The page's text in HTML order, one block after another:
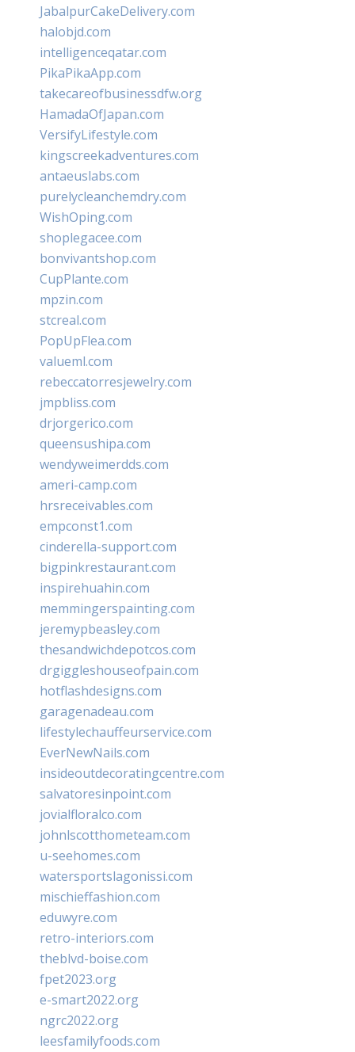
JabalpurCakeDelivery.com
halobjd.com
intelligenceqatar.com
PikaPikaApp.com
takecareofbusinessdfw.org
HamadaOfJapan.com
VersifyLifestyle.com
kingscreekadventures.com
antaeuslabs.com
purelycleanchemdry.com
WishOping.com
shoplegacee.com
bonvivantshop.com
CupPlante.com
mpzin.com
stcreal.com
PopUpFlea.com
valueml.com
rebeccatorresjewelry.com
jmpbliss.com
drjorgerico.com
queensushipa.com
wendyweimerdds.com
ameri-camp.com
hrsreceivables.com
empconst1.com
cinderella-support.com
bigpinkrestaurant.com
inspirehuahin.com
memmingerspainting.com
jeremypbeasley.com
thesandwichdepotcos.com
drgiggleshouseofpain.com
hotflashdesigns.com
garagenadeau.com
lifestylechauffeurservice.com
EverNewNails.com
insideoutdecoratingcentre.com
salvatoresinpoint.com
jovialfloralco.com
johnlscotthometeam.com
u-seehomes.com
watersportslagonissi.com
mischieffashion.com
eduwyre.com
retro-interiors.com
theblvd-boise.com
fpet2023.org
e-smart2022.org
ngrc2022.org
leesfamilyfoods.com